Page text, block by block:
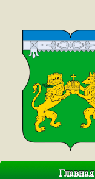
Главная